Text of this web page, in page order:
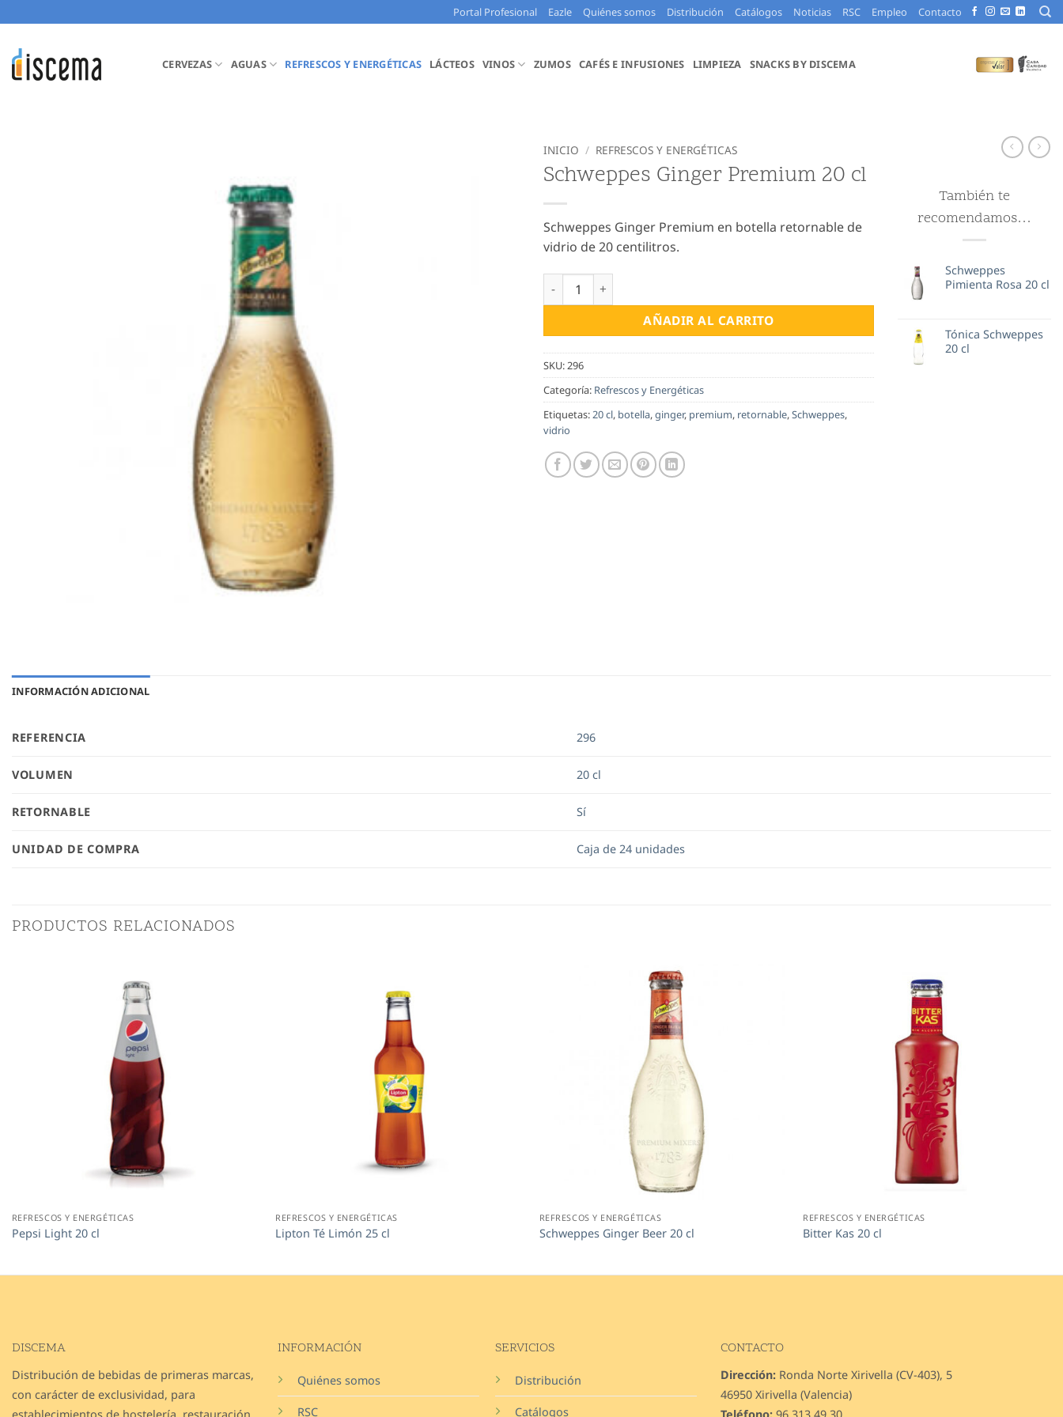
al
contenido
Portal Profesional Eazle Quiénes somos Distribución Catálogos Noticias RSC Empleo Contacto
CERVEZAS AGUAS REFRESCOS Y ENERGÉTICAS LÁCTEOS VINOS ZUMOS CAFÉS E INFUSIONES LIMPIEZA SNACKS BY DISCEMA
INICIO / REFRESCOS Y ENERGÉTICAS
Schweppes Ginger Premium 20 cl
Schweppes Ginger Premium en botella retornable de
vidrio de 20 centilitros.
Schweppes Ginger Premium 20 cl cantidad
AÑADIR AL CARRITO
SKU: 296
Categoría: Refrescos y Energéticas
Etiquetas: 20 cl, botella,ginger, premium, retornable,Schweppes,
vidrio
También te
recomendamos…
Schweppes
Pimienta Rosa 20 cl
Tónica Schweppes
20 cl
INFORMACIÓN ADICIONAL
REFERENCIA 296
VOLUMEN 20 cl
RETORNABLE Sí
UNIDAD DE COMPRA Caja de 24 unidades
PRODUCTOS RELACIONADOS
REFRESCOS Y ENERGÉTICAS
Pepsi Light 20 cl
REFRESCOS Y ENERGÉTICAS
Lipton Té Limón 25 cl
REFRESCOS Y ENERGÉTICAS
Schweppes Ginger Beer 20 cl
REFRESCOS Y ENERGÉTICAS
Bitter Kas 20 cl
DISCEMA
Distribución de bebidas de primeras marcas,
con carácter de exclusividad, para
establecimientos de hostelería, restauración
INFORMACIÓN
Quiénes somos
RSC
SERVICIOS
Distribución
Catálogos
CONTACTO
Dirección: Ronda Norte Xirivella (CV-403), 5
46950 Xirivella (Valencia)
Teléfono: 96 313 49 30